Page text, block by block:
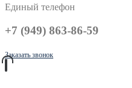
Единый телефон
+7 (949) 863-86-59
Заказать звонок